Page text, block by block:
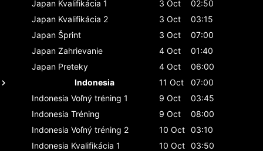
Japan Kvalifikácia 1 3 Oct
02:50
Japan Kvalifikácia 2 3 Oct
03:15
Japan Šprint 3 Oct
07:00
Japan Zahrievanie 4 Oct
01:40
Japan Preteky 4 Oct
06:00
Indonesia
11 Oct
07:00
Indonesia Voľný tréning 1 9 Oct
03:45
Indonesia Tréning 9 Oct
08:00
Indonesia Voľný tréning 2 10 Oct 03:10
Indonesia Kvalifikácia 1 10 Oct 03:50